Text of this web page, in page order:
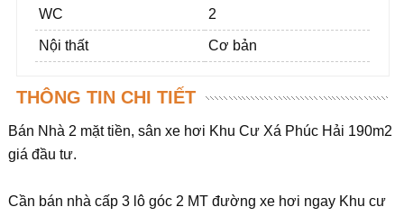
WC 2
Nội thất Cơ bản
THÔNG TIN CHI TIẾT
Bán Nhà 2 mặt tiền, sân xe hơi Khu Cư Xá Phúc Hải 190m2
giá đầu tư.
Cần bán nhà cấp 3 lô góc 2 MT đường xe hơi ngay Khu cư